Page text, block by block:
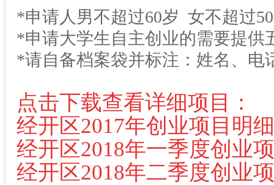
*申请人男不超过60岁 女不超过
*申请大学生自主创业的需要提供
*请自备档案袋并标注：姓名、电
点击下载查看详细项目：
经开区2017年创业项目明细
经开区2018年一季度创业
经开区2018年二季度创业